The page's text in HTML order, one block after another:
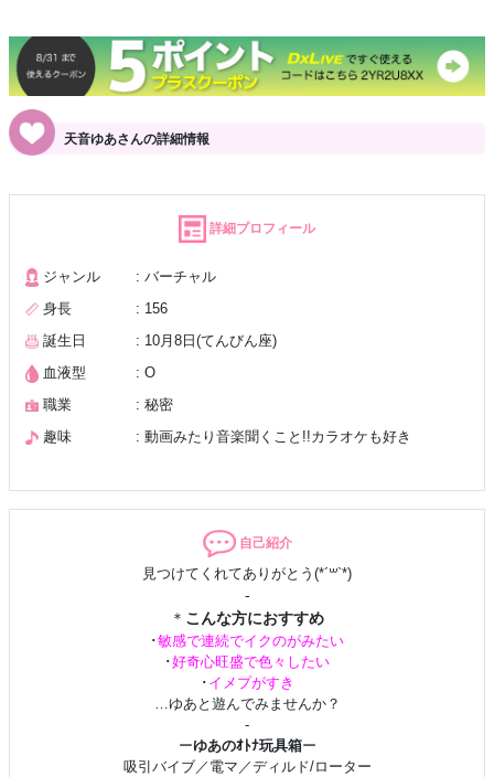
天音ゆあさんの詳細情報
詳細プロフィール
ジャンル
: バーチャル
身長
: 156
誕生日
: 10月8日(てんびん座)
血液型
: O
職業
: 秘密
趣味
: 動画みたり音楽聞くこと!!カラオケも好き
自己紹介
見つけてくれてありがとう(*´꒳`*)
-
＊ こんな方におすすめ
･敏感で連続でイクのがみたい
･好奇心旺盛で色々したい
･ イメプがすき
…ゆあと遊んでみませんか？
-
ーゆあのｵﾄﾅ玩具箱ー
吸引バイブ／電マ／ディルド/ローター